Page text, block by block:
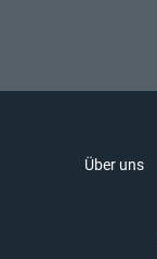
Über uns